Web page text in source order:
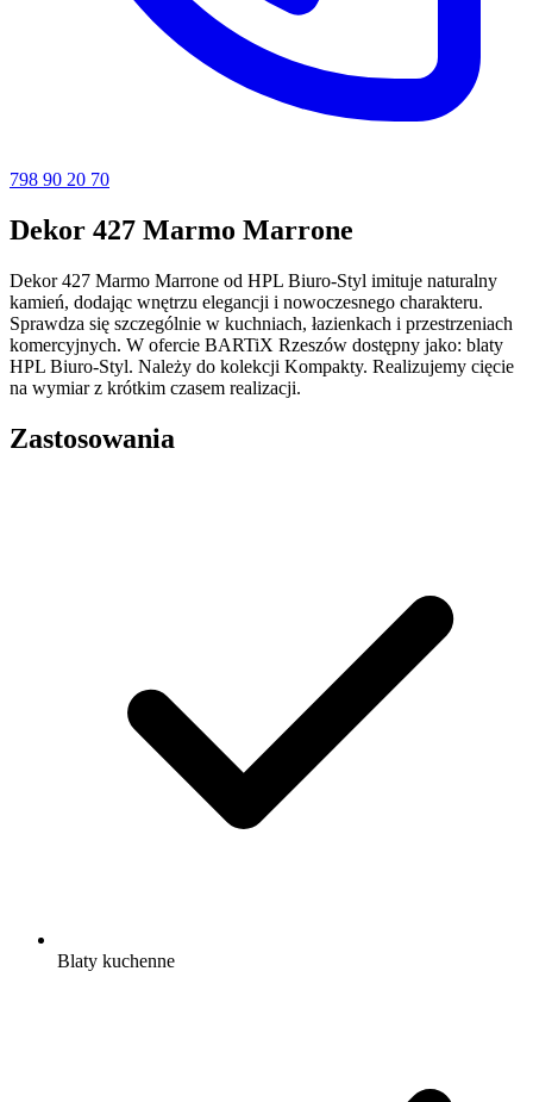
798 90 20 70
Dekor 427 Marmo Marrone
Dekor 427 Marmo Marrone od HPL Biuro-Styl imituje naturalny
kamień, dodając wnętrzu elegancji i nowoczesnego charakteru.
Sprawdza się szczególnie w kuchniach, łazienkach i przestrzeniach
komercyjnych. W ofercie BARTiX Rzeszów dostępny jako: blaty
HPL Biuro-Styl. Należy do kolekcji Kompakty. Realizujemy cięcie
na wymiar z krótkim czasem realizacji.
Zastosowania
Blaty kuchenne